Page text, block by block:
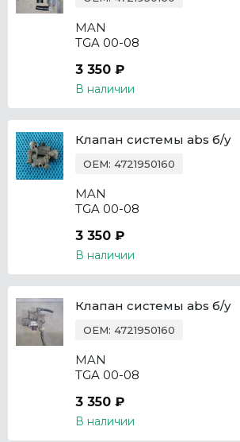
MAN
TGA 00-08
3 350 ₽
В наличии
Клапан системы abs б/у
OEM: 4721950160
MAN
TGA 00-08
3 350 ₽
В наличии
Клапан системы abs б/у
OEM: 4721950160
MAN
TGA 00-08
3 350 ₽
В наличии